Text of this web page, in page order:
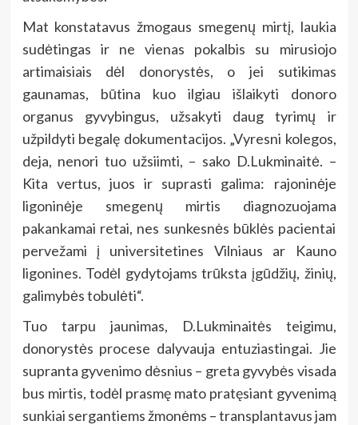
Mat konstatavus žmogaus smegenų mirtį, laukia
sudėtingas ir ne vienas pokalbis su mirusiojo
artimaisiais dėl donorystės, o jei sutikimas
gaunamas, būtina kuo ilgiau išlaikyti donoro
organus gyvybingus, užsakyti daug tyrimų ir
užpildyti begalę dokumentacijos. „Vyresni kolegos,
deja, nenori tuo užsiimti, – sako D.Lukminaitė. –
Kita vertus, juos ir suprasti galima: rajoninėje
ligoninėje smegenų mirtis diagnozuojama
pakankamai retai, nes sunkesnės būklės pacientai
pervežami į universitetines Vilniaus ar Kauno
ligonines. Todėl gydytojams trūksta įgūdžių, žinių,
galimybės tobulėti“.
Tuo tarpu jaunimas, D.Lukminaitės teigimu,
donorystės procese dalyvauja entuziastingai. Jie
supranta gyvenimo dėsnius – greta gyvybės visada
bus mirtis, todėl prasmę mato pratęsiant gyvenimą
sunkiai sergantiems žmonėms – transplantavus jam